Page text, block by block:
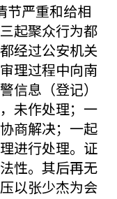
节严重和给相
起聚众行为都
经过公安机关
理过程中向南
信息（登记）
未作处理；一
商解决；一起
进行处理。证
性。其后再无
以张少杰为会